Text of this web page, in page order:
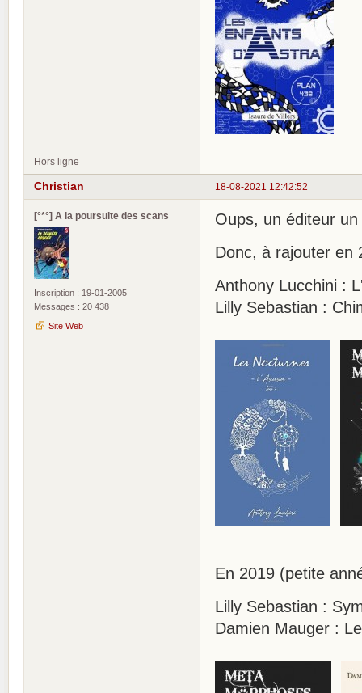
Hors ligne
18-08-2021 12:42:52
Christian
[°*°] A la poursuite des scans
Inscription : 19-01-2005
Messages : 20 438
Site Web
Oups, un éditeur
Donc, à rajouter en
Anthony Lucchini :
Lilly Sebastian :
En 2019 (petite
Lilly Sebastian :
Damien Mauger :